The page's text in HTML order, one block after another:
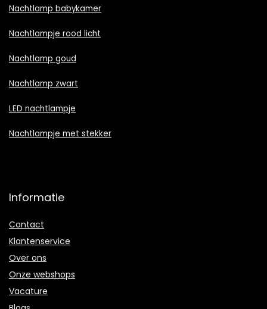
Nachtlamp babykamer
Nachtlampje rood licht
Nachtlamp goud
Nachtlamp zwart
LED nachtlampje
Nachtlampje met stekker
Informatie
Contact
Klantenservice
Over ons
Onze webshops
Vacature